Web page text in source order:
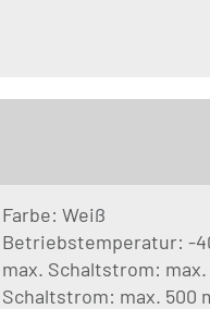
Farbe: Weiß
Betriebstemperatur: -
max. Schaltstrom: max.
Schaltstrom: max. 500